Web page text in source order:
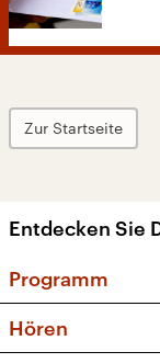
Zur Startseite
Entdecken Sie
Programm
Hören